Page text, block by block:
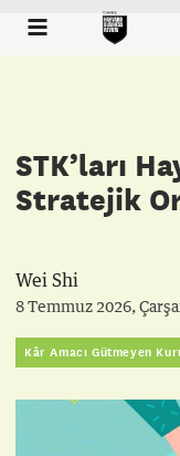
STK’ları
Stratejik
Wei Shi
8 Temmuz 2026,
Kâr Amacı Gütmeyen